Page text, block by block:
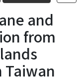
and
from
Taiwan